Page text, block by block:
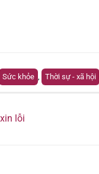
Sức khỏe , Thời sự - xã hội
lỗi